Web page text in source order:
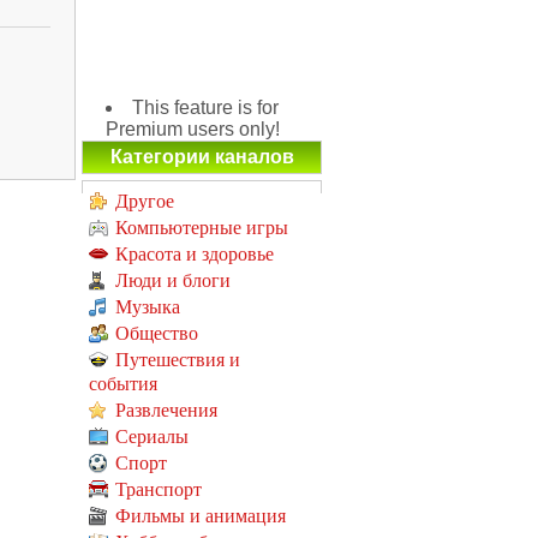
This feature is for
Premium users only!
Категории каналов
Другое
Компьютерные игры
Красота и здоровье
Люди и блоги
Музыка
Общество
Путешествия и
события
Развлечения
Сериалы
Спорт
Транспорт
Фильмы и анимация